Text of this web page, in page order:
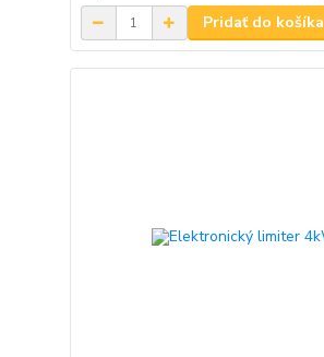
Pridať do košíka